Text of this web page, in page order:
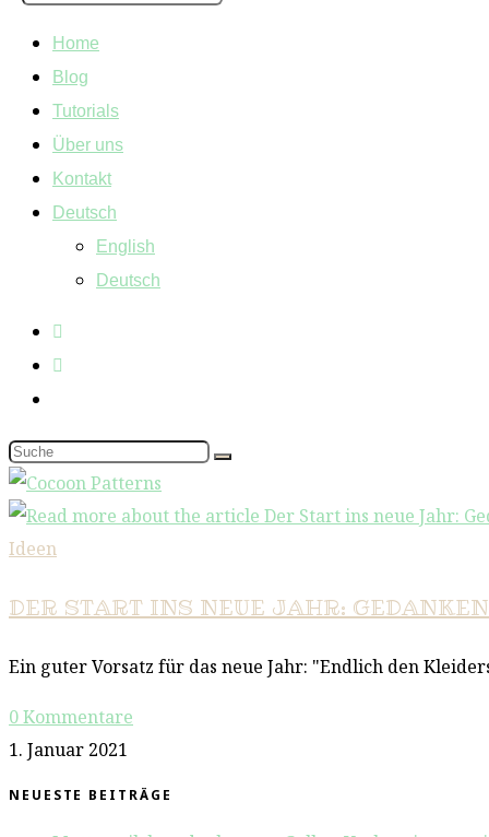
Home
Blog
Tutorials
Über uns
Kontakt
Deutsch
English
Deutsch
Ideen
DER START INS NEUE JAHR:
Ein guter Vorsatz für das neue Jahr: "Endlich den
0 Kommentare
1. Januar 2021
NEUESTE BEITRÄGE